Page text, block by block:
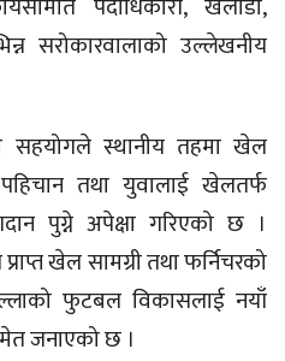
पदाधिकारी, खेलाडी,
सरोकारवालाको उल्लेखनीय
सहयोगले स्थानीय तहमा खेल
पहिचान तथा युवालाई खेलतर्फ
पुग्ने अपेक्षा गरिएको छ ।
खेल सामग्री तथा फर्निचरको
फुटबल विकासलाई नयाँ
जनाएको छ ।